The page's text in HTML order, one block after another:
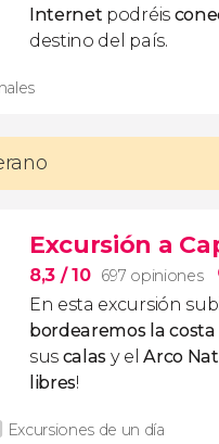
Internet podréis
destino del país.
Excursión a
8,3 / 10 697 opiniones
En esta excursión
bordearemos la costa
sus calas y elArco
libres!
Excursiones de un día